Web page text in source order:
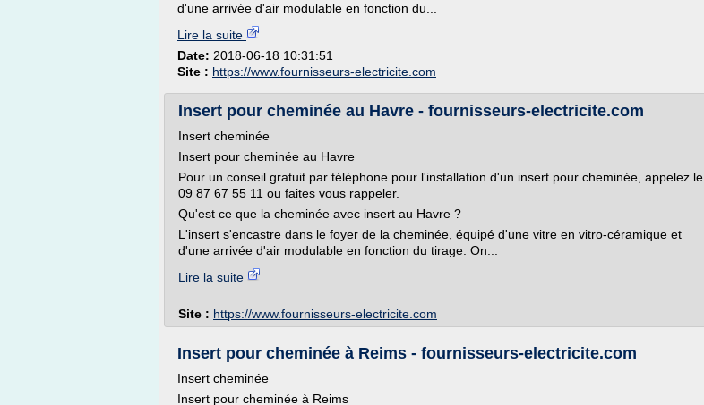
d'une arrivée d'air modulable en fonction du...
Lire la suite
Date: 2018-06-18 10:31:51
Site : https://www.fournisseurs-electricite.com
Insert pour cheminée au Havre - fournisseurs-electricite.com
Insert cheminée
Insert pour cheminée au Havre
Pour un conseil gratuit par téléphone pour l'installation d'un insert pour cheminée, appelez le
09 87 67 55 11 ou faites vous rappeler.
Qu'est ce que la cheminée avec insert au Havre ?
L'insert s'encastre dans le foyer de la cheminée, équipé d'une vitre en vitro-céramique et
d'une arrivée d'air modulable en fonction du tirage. On...
Lire la suite
Site : https://www.fournisseurs-electricite.com
Insert pour cheminée à Reims - fournisseurs-electricite.com
Insert cheminée
Insert pour cheminée à Reims